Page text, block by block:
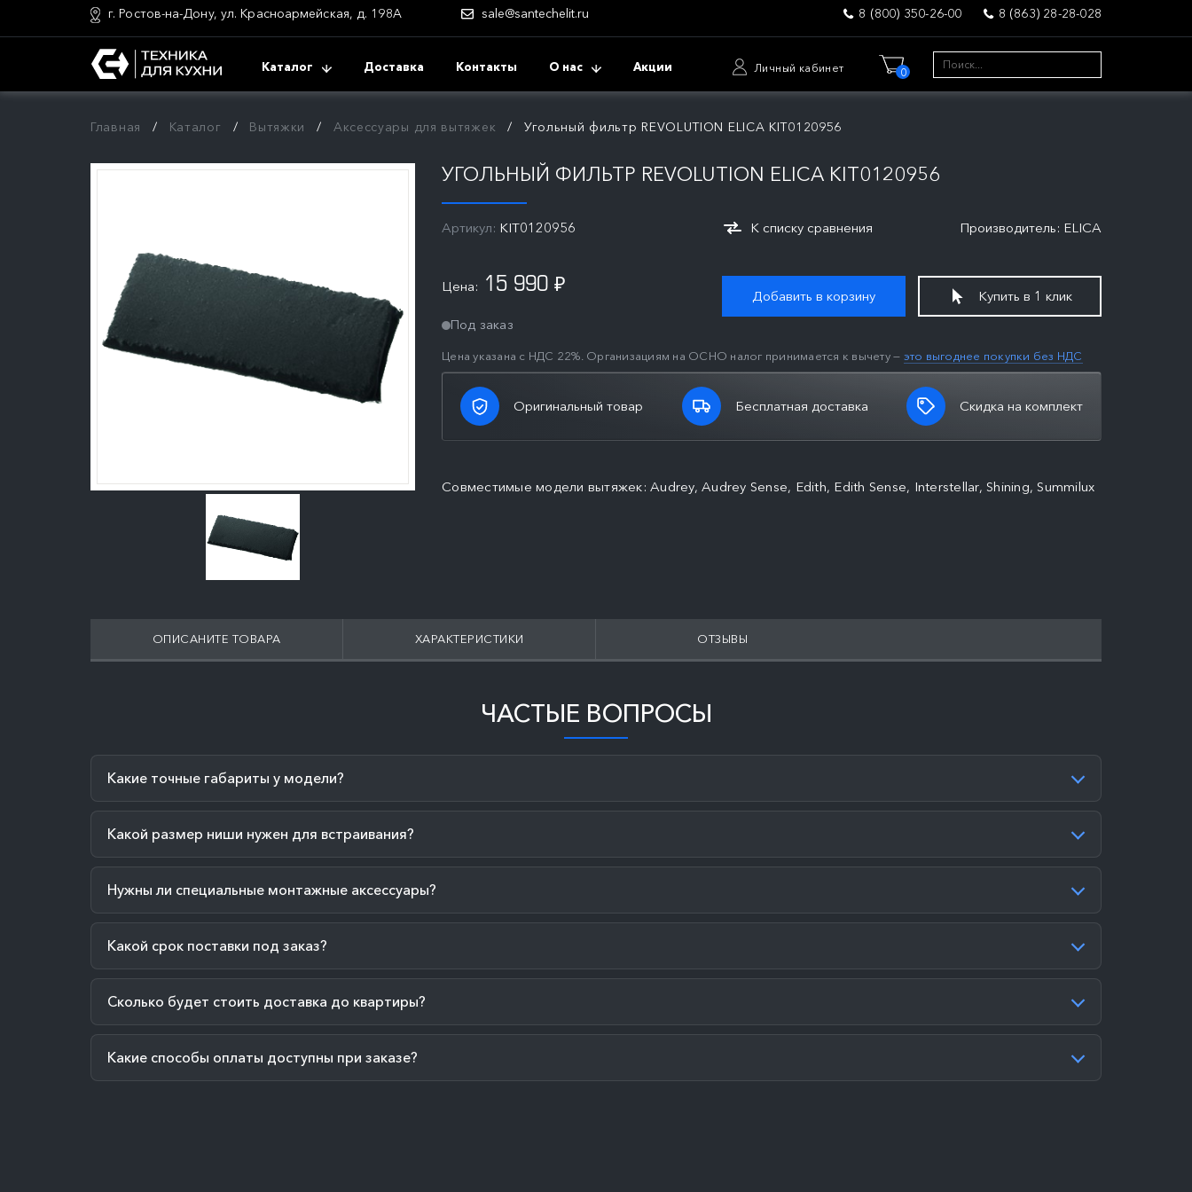
г. Ростов-на-Дону, ул. Красноармейская, д. 198А sale@santechelit.ru 8 (800) 350-26-00 8 (863) 28-28-028
Каталог Доставка Контакты О нас Акции Личный кабинет 0
Главная Каталог Вытяжки Аксессуары для вытяжек Угольный фильтр REVOLUTION ELICA KIT0120956
УГОЛЬНЫЙ ФИЛЬТР REVOLUTION ELICA KIT0120956
Артикул: KIT0120956 К списку сравнения Производитель: ELICA
Цена: 15 990 ₽
Под заказ
Цена указана с НДС 22%. Организациям на ОСНО налог принимается к вычету — это выгоднее покупки без НДС
Добавить в корзину Купить в 1 клик
Оригинальный товар Бесплатная доставка Скидка на комплект
Совместимые модели вытяжек: Audrey, Audrey Sense, Edith, Edith Sense, Interstellar, Shining, Summilux
ОПИСАНИТЕ ТОВАРА ХАРАКТЕРИСТИКИ ОТЗЫВЫ
ЧАСТЫЕ ВОПРОСЫ
Какие точные габариты у модели?
Какой размер ниши нужен для встраивания?
Нужны ли специальные монтажные аксессуары?
Какой срок поставки под заказ?
Сколько будет стоить доставка до квартиры?
Какие способы оплаты доступны при заказе?